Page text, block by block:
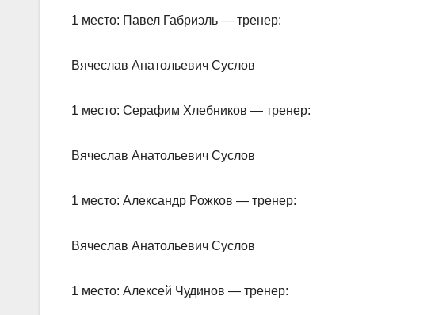
1 место: Павел Габриэль — тренер:
Вячеслав Анатольевич Суслов
1 место: Серафим Хлебников — тренер:
Вячеслав Анатольевич Суслов
1 место: Александр Рожков — тренер:
Вячеслав Анатольевич Суслов
1 место: Алексей Чудинов — тренер: